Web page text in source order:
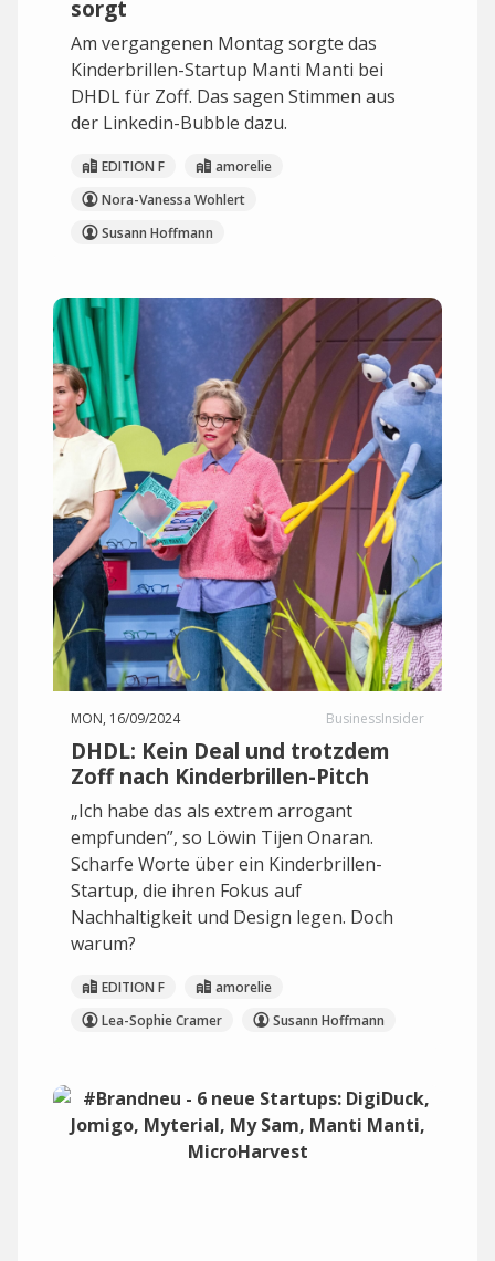
sorgt
Am vergangenen Montag sorgte das
Kinderbrillen-Startup Manti Manti bei
DHDL für Zoff. Das sagen Stimmen aus
der Linkedin-Bubble dazu.
EDITION F
amorelie
Nora-Vanessa Wohlert
Susann Hoffmann
MON, 16/09/2024 BusinessInsider
DHDL: Kein Deal und trotzdem
Zoff nach Kinderbrillen-Pitch
„Ich habe das als extrem arrogant
empfunden”, so Löwin Tijen Onaran.
Scharfe Worte über ein Kinderbrillen-
Startup, die ihren Fokus auf
Nachhaltigkeit und Design legen. Doch
warum?
EDITION F
amorelie
Lea-Sophie Cramer
Susann Hoffmann